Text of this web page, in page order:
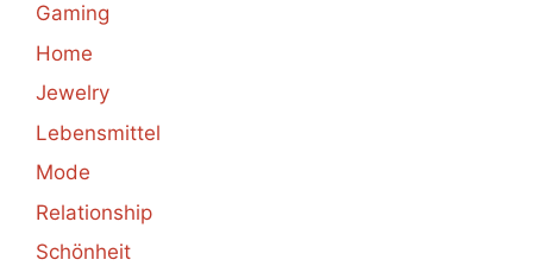
Gaming
Home
Jewelry
Lebensmittel
Mode
Relationship
Schönheit